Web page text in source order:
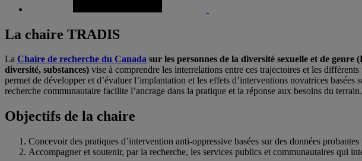
La chaire TRADIS
La Chaire de recherche du Canada sur les personnes de la diversité sexuelle et de
diversité, substances) vise à comprendre les interrelations entre ces trajectoires et les
permet de développer et d’évaluer l’implantation et les effets d’interventions novatrices
recherche communautaire facilite l’ancrage dans la pratique et la réponse aux besoins du terrain.
Objectifs de la chaire
Concevoir des pratiques d’intervention anti-oppressive basées sur des données
Accompagner et soutenir, par la recherche, les services publics et communautaires qui